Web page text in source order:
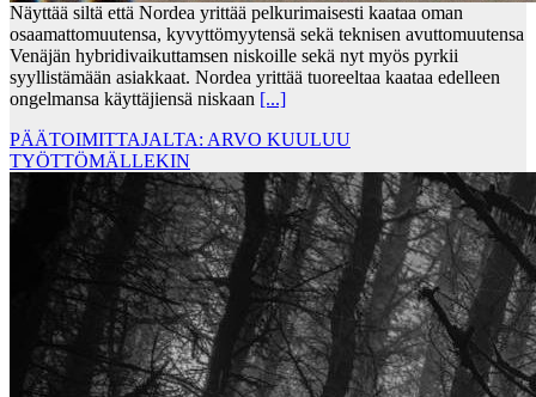
Näyttää siltä että Nordea yrittää pelkurimaisesti kaataa oman
osaamattomuutensa, kyvyttömyytensä sekä teknisen avuttomuutensa
Venäjän hybridivaikuttamsen niskoille sekä nyt myös pyrkii
syyllistämään asiakkaat. Nordea yrittää tuoreeltaa kaataa edelleen
ongelmansa käyttäjiensä niskaan [...]
PÄÄTOIMITTAJALTA: ARVO KUULUU
TYÖTTÖMÄLLEKIN